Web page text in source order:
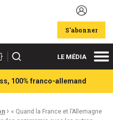
S'abonner
Rechercher LE MÉDIA
100% franco-allemand
› « Quand la France et l’Allemagne